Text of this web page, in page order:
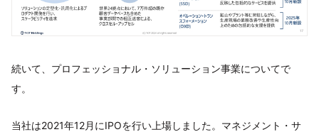
続いて、プロフェッショナル・ソリューション事業についてで
す。
当社は2021年12月にIPOを行い上場しました。マネジメント・サ